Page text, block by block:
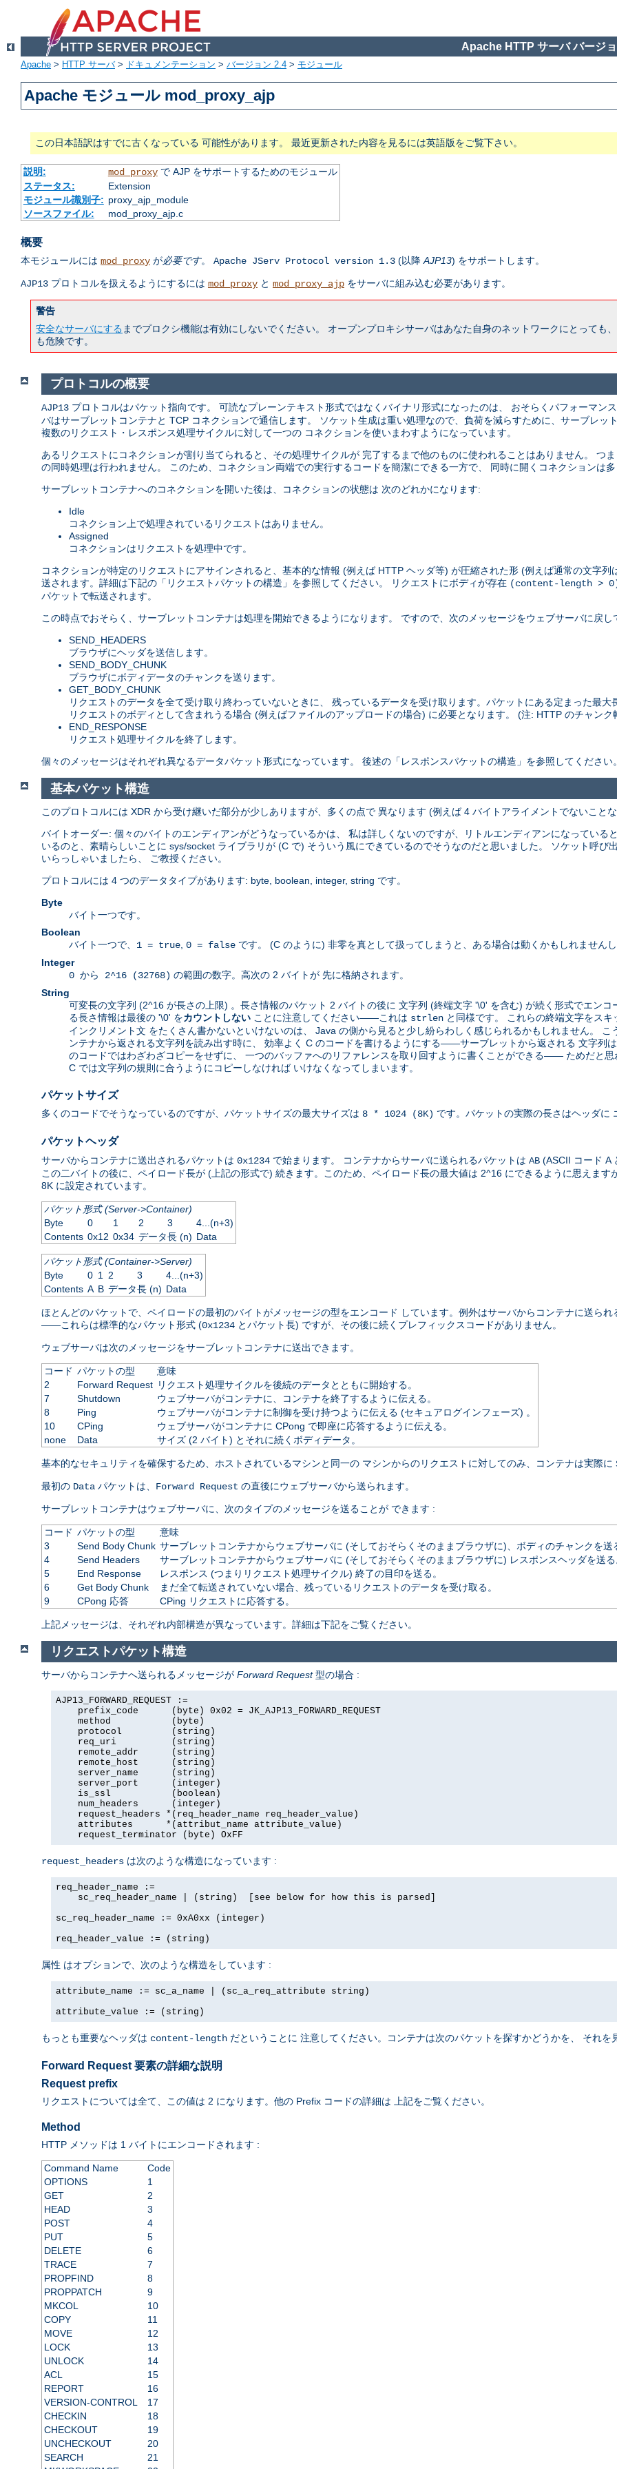
Apache HTTP サーバ バージ
Apache > HTTP サーバ> ドキュメンテーション > バージョン 2.4 > モジュール
Apache モジュール mod_proxy_ajp
この日本語訳はすでに古くなっている 可能性があります。 最近更新された内容を見るには英語版をご覧下さい。
説明: mod_proxyで AJP をサポートするためのモジュール
ステータス:
Extension
モジュール識別子: proxy_ajp_module
ソースファイル:
mod_proxy_ajp.c
概要
本モジュールには mod_proxy が必要です。 Apache JServ Protocol version 1.3 (以降AJP13) をサポートします。
AJP13 プロトコルを扱えるようにするには mod_proxy と mod_proxy_ajp をサーバに組み込む必要があります。
警告
安全なサーバにするまでプロクシ機能は有効にしないでください。 オープンプロキシサーバはあなた自身のネットワークにとっても
も危険です。
プロトコルの概要
AJP13 プロトコルはパケット指向です。 可読なプレーンテキスト形式ではなくバイナリ形式になったのは、 おそらくパフォーマン
バはサーブレットコンテナと TCP コネクションで通信します。 ソケット生成は重い処理なので、負荷を減らすために、サーブレッ
複数のリクエスト・レスポンス処理サイクルに対して一つの コネクションを使いまわすようになっています。
あるリクエストにコネクションが割り当てられると、その処理サイクルが 完了するまで他のものに使われることはありません。 つ
の同時処理は行われません。 このため、コネクション両端での実行するコードを簡潔にできる一方で、 同時に開くコネクションは
サーブレットコンテナへのコネクションを開いた後は、コネクションの状態は 次のどれかになります:
Idle
コネクション上で処理されているリクエストはありません。
Assigned
コネクションはリクエストを処理中です。
コネクションが特定のリクエストにアサインされると、基本的な情報 (例えば HTTP ヘッダ等) が圧縮された形 (例えば通常の文字
送されます。詳細は下記の「リクエストパケットの構造」を参照してください。 リクエストにボディが存在 (content-length >
パケットで転送されます。
この時点でおそらく、サーブレットコンテナは処理を開始できるようになります。 ですので、次のメッセージをウェブサーバに戻
SEND_HEADERS
ブラウザにヘッダを送信します。
SEND_BODY_CHUNK
ブラウザにボディデータのチャンクを送ります。
GET_BODY_CHUNK
リクエストのデータを全て受け取り終わっていないときに、 残っているデータを受け取ります。パケットにある定まった最
リクエストのボディとして含まれうる場合 (例えばファイルのアップロードの場合) に必要となります。 (注: HTTP のチャン
END_RESPONSE
リクエスト処理サイクルを終了します。
個々のメッセージはそれぞれ異なるデータパケット形式になっています。 後述の「レスポンスパケットの構造」を参照してください
基本パケット構造
このプロトコルには XDR から受け継いだ部分が少しありますが、多くの点で 異なります (例えば 4 バイトアライメントでないこと
バイトオーダー: 個々のバイトのエンディアンがどうなっているかは、 私は詳しくないのですが、リトルエンディアンになっている
いるのと、素晴らしいことに sys/socket ライブラリが (C で) そういう風にできているのでそうなのだと思いました。 ソケット呼び
いらっしゃいましたら、 ご教授ください。
プロトコルには 4 つのデータタイプがあります: byte, boolean, integer, string です。
Byte
バイト一つです。
Boolean
バイト一つで、 1 = true, 0 = false です。 (C のように) 非零を真として扱ってしまうと、ある場合は動くかもしれません
Integer
0 から 2^16 (32768) の範囲の数字。高次の 2 バイトが 先に格納されます。
String
可変長の文字列 (2^16 が長さの上限) 。長さ情報のパケット 2 バイトの後に 文字列 (終端文字 '\0' を含む) が続く形式でエンコ
る長さ情報は最後の '\0' をカウントしない ことに注意してください――これは strlen と同様です。 これらの終端文字をス
インクリメント文 をたくさん書かないといけないのは、 Java の側から見ると少し紛らわしく感じられるかもしれません。
ンテナから返される文字列を読み出す時に、 効率よく C のコードを書けるようにする――サーブレットから返される 文字列
のコードではわざわざコピーをせずに、 一つのバッファへのリファレンスを取り回すように書くことができる―― ためだと
C では文字列の規則に合うようにコピーしなければ いけなくなってしまいます。
パケットサイズ
多くのコードでそうなっているのですが、パケットサイズの最大サイズは 8 * 1024 (8K) です。パケットの実際の長さはヘッダに
パケットヘッダ
サーバからコンテナに送出されるパケットは 0x1234 で始まります。 コンテナからサーバに送られるパケットは AB (ASCII コード A
この二バイトの後に、ペイロード長が (上記の形式で) 続きます。このため、ペイロード長の最大値は 2^16 にできるように思えます
8K に設定されています。
パケット形式 (Server->Container)
Byte
0 1 2 3
4...(n+3)
Contents 0x12 0x34 データ長 (n) Data
パケット形式 (Container->Server)
Byte
0 1 2 3
4...(n+3)
Contents A B データ長 (n) Data
ほとんどのパケットで、ペイロードの最初のバイトがメッセージの型をエンコード しています。例外はサーバからコンテナに送ら
――これらは標準的なパケット形式 (0x1234 とパケット長) ですが、その後に続くプレフィックスコードがありません。
ウェブサーバは次のメッセージをサーブレットコンテナに送出できます。
コード パケットの型
意味
2
Forward Request リクエスト処理サイクルを後続のデータとともに開始する。
7
Shutdown
ウェブサーバがコンテナに、コンテナを終了するように伝える。
8
Ping
ウェブサーバがコンテナに制御を受け持つように伝える (セキュアログインフェーズ) 。
10
CPing
ウェブサーバがコンテナに CPong で即座に応答するように伝える。
none
Data サイズ (2 バイト) とそれに続くボディデータ。
基本的なセキュリティを確保するため、ホストされているマシンと同一の マシンからのリクエストに対してのみ、コンテナは実際に
最初の Data パケットは、 Forward Request の直後にウェブサーバから送られます。
サーブレットコンテナはウェブサーバに、次のタイプのメッセージを送ることが できます :
コード パケットの型
意味
3
Send Body Chunk サーブレットコンテナからウェブサーバに (そしておそらくそのままブラウザに)、ボディのチャンクを送
4
Send Headers
サーブレットコンテナからウェブサーバに (そしておそらくそのままブラウザに) レスポンスヘッダを送
5
End Response
レスポンス (つまりリクエスト処理サイクル) 終了の目印を送る。
6
Get Body Chunk
まだ全て転送されていない場合、残っているリクエストのデータを受け取る。
9
CPong 応答 CPing リクエストに応答する。
上記メッセージは、それぞれ内部構造が異なっています。詳細は下記をご覧ください。
リクエストパケット構造
サーバからコンテナへ送られるメッセージが Forward Request型の場合 :
AJP13_FORWARD_REQUEST :=
    prefix_code      (byte) 0x02 = JK_AJP13_FORWARD_REQUEST
    method           (byte)
    protocol         (string)
    req_uri          (string)
    remote_addr      (string)
    remote_host      (string)
    server_name      (string)
    server_port      (integer)
    is_ssl           (boolean)
    num_headers      (integer)
    request_headers *(req_header_name req_header_value)
    attributes      *(attribut_name attribute_value)
    request_terminator (byte) OxFF
request_headers は次のような構造になっています :
req_header_name :=
    sc_req_header_name | (string)  [see below for how this is parsed]
sc_req_header_name := 0xA0xx (integer)
req_header_value := (string)
属性 はオプションで、次のような構造をしています :
attribute_name := sc_a_name | (sc_a_req_attribute string)
attribute_value := (string)
もっとも重要なヘッダは content-length だということに 注意してください。コンテナは次のパケットを探すかどうかを、 それを
Forward Request 要素の詳細な説明
Request prefix
リクエストについては全て、この値は 2 になります。他の Prefix コードの詳細は 上記をご覧ください。
Method
HTTP メソッドは 1 バイトにエンコードされます :
Command Name
Code
OPTIONS
1
GET
2
HEAD
3
POST
4
PUT
5
DELETE
6
TRACE
7
PROPFIND
8
PROPPATCH
9
MKCOL
10
COPY
11
MOVE
12
LOCK
13
UNLOCK
14
ACL
15
REPORT
16
VERSION-CONTROL
17
CHECKIN
18
CHECKOUT
19
UNCHECKOUT
20
SEARCH
21